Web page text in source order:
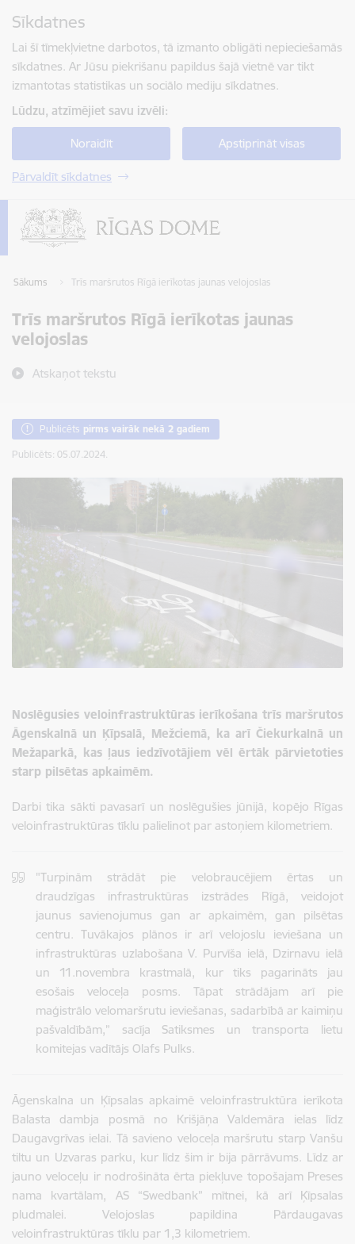
Sīkdatnes
Lai šī tīmekļvietne darbotos, tā izmanto obligāti nepieciešamās
sīkdatnes. Ar Jūsu piekrišanu papildus šajā vietnē var tikt
izmantotas statistikas un sociālo mediju sīkdatnes.
Lūdzu, atzīmējiet savu izvēli:
Noraidīt Apstiprināt visas
Pārvaldīt sīkdatnes
Sākums Trīs maršrutos Rīgā ierīkotas jaunas velojoslas
Trīs maršrutos Rīgā ierīkotas jaunas
velojoslas
Atskaņot tekstu
Publicēts pirms vairāk nekā 2 gadiem
Publicēts: 05.07.2024.
Noslēgusies veloinfrastruktūras ierīkošana trīs maršrutos
Āgenskalnā un Ķīpsalā, Mežciemā, ka arī Čiekurkalnā un
Mežaparkā, kas ļaus iedzīvotājiem vēl ērtāk pārvietoties
starp pilsētas apkaimēm.
Darbi tika sākti pavasarī un noslēgušies jūnijā, kopējo Rīgas
veloinfrastruktūras tīklu palielinot par astoņiem kilometriem.
"Turpinām strādāt pie velobraucējiem ērtas un
draudzīgas infrastruktūras izstrādes Rīgā, veidojot
jaunus savienojumus gan ar apkaimēm, gan pilsētas
centru. Tuvākajos plānos ir arī velojoslu ieviešana un
infrastruktūras uzlabošana V. Purvīša ielā, Dzirnavu ielā
un 11.novembra krastmalā, kur tiks pagarināts jau
esošais veloceļa posms. Tāpat strādājam arī pie
maģistrālo velomaršrutu ieviešanas, sadarbībā ar kaimiņu
pašvaldībām,” sacīja Satiksmes un transporta lietu
komitejas vadītājs Olafs Pulks.
Āgenskalna un Ķīpsalas apkaimē veloinfrastruktūra ierīkota
Balasta dambja posmā no Krišjāņa Valdemāra ielas līdz
Daugavgrīvas ielai. Tā savieno veloceļa maršrutu starp Vanšu
tiltu un Uzvaras parku, kur līdz šim ir bija pārrāvums. Līdz ar
jauno veloceļu ir nodrošināta ērta piekļuve topošajam Preses
nama kvartālam, AS “Swedbank” mītnei, kā arī Ķīpsalas
pludmalei. Velojoslas papildina Pārdaugavas
veloinfrastruktūras tīklu par 1,3 kilometriem.